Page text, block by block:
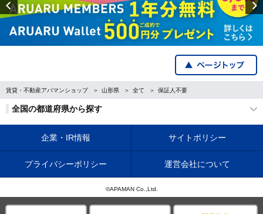
Previous
賃貸・不動産アパマンショップ 山形県 全て 保証人不要
全国の都道府県から探す
企業・IR情報 サイトポリシー
プライバシーポリシー 運営会社について
©APAMAN Co.,Ltd.